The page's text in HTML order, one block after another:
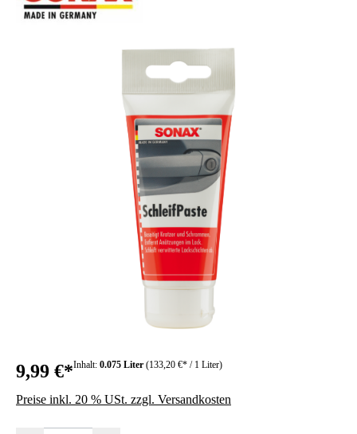
Bildergalerie überspringen
9,99 €*Inhalt: 0.075 Liter (133,20 €* / 1 Liter)
Preise inkl. 20 % USt. zzgl. Versandkosten